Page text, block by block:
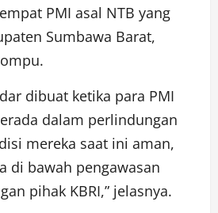
PMI asal NTB yang
Sumbawa Barat,
dibuat ketika para PMI
dalam perlindungan
mereka saat ini aman,
di bawah pengawasan
pihak KBRI,” jelasnya.